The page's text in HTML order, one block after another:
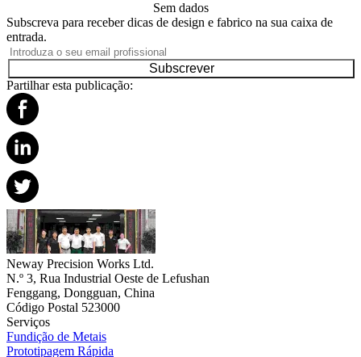
Sem dados
Subscreva para receber dicas de design e fabrico na sua caixa de
entrada.
Subscrever
Partilhar esta publicação:
Neway Precision Works Ltd.
N.º 3, Rua Industrial Oeste de Lefushan
Fenggang, Dongguan, China
Código Postal 523000
Serviços
Fundição de Metais
Prototipagem Rápida